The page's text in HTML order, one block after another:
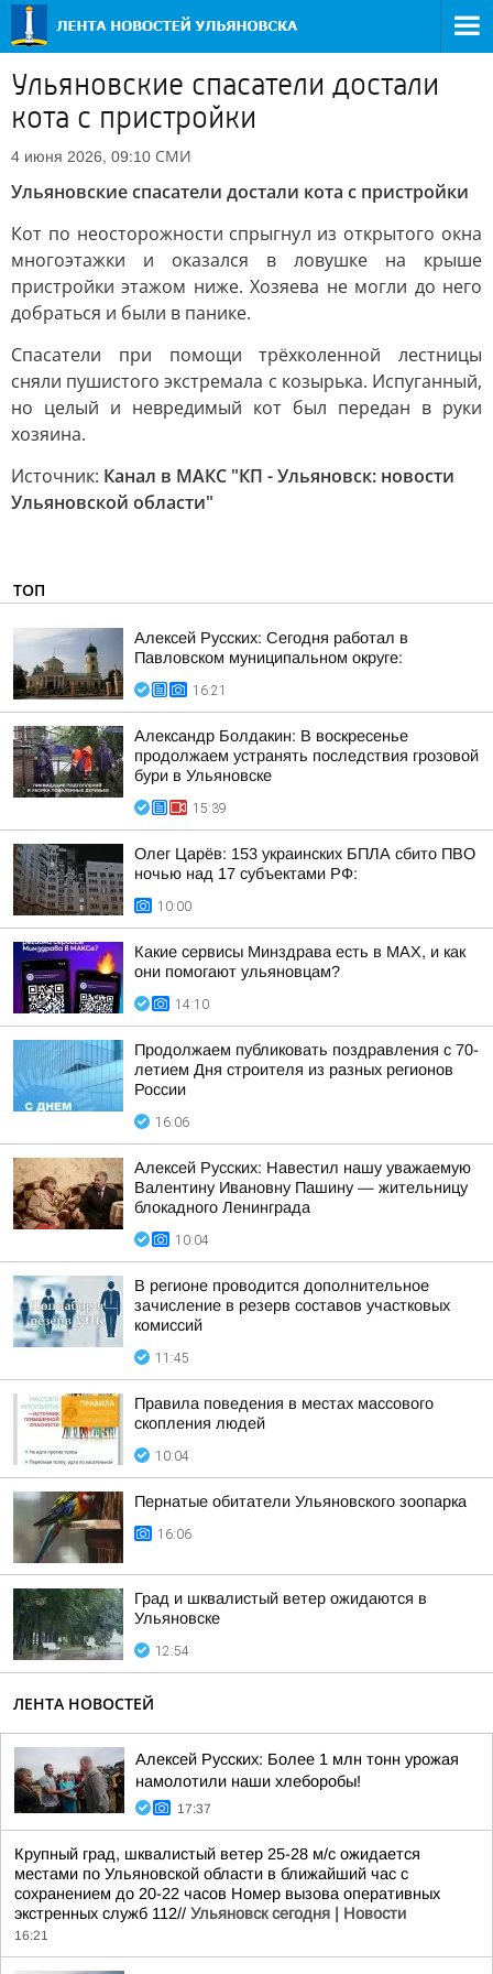
Ульяновские спасатели достали
кота с пристройки
4 июня 2026, 09:10 СМИ
Ульяновские спасатели достали кота с пристройки
Кот по неосторожности спрыгнул из открытого окна
многоэтажки и оказался в ловушке на крыше
пристройки этажом ниже. Хозяева не могли до него
добраться и были в панике.
Спасатели при помощи трёхколенной лестницы
сняли пушистого экстремала с козырька. Испуганный,
но целый и невредимый кот был передан в руки
хозяина.
Источник: Канал в МАКС "КП - Ульяновск: новости
Ульяновской области"
ТОП
Алексей Русских: Сегодня работал в
Павловском муниципальном округе:
16:21
Александр Болдакин: В воскресенье
продолжаем устранять последствия грозовой
бури в Ульяновске
15:39
Олег Царёв: 153 украинских БПЛА сбито ПВО
ночью над 17 субъектами РФ:
10:00
Какие сервисы Минздрава есть в МАХ, и как
они помогают ульяновцам?
14:10
Продолжаем публиковать поздравления с 70-
летием Дня строителя из разных регионов
России
16:06
Алексей Русских: Навестил нашу уважаемую
Валентину Ивановну Пашину — жительницу
блокадного Ленинграда
10:04
В регионе проводится дополнительное
зачисление в резерв составов участковых
комиссий
11:45
Правила поведения в местах массового
скопления людей
10:04
Пернатые обитатели Ульяновского зоопарка
16:06
Град и шквалистый ветер ожидаются в
Ульяновске
12:54
ЛЕНТА НОВОСТЕЙ
Алексей Русских: Более 1 млн тонн урожая
намолотили наши хлеборобы!
17:37
Крупный град, шквалистый ветер 25-28 м/с ожидается
местами по Ульяновской области в ближайший час с
сохранением до 20-22 часов Номер вызова оперативных
экстренных служб 112// Ульяновск сегодня | Новости
16:21